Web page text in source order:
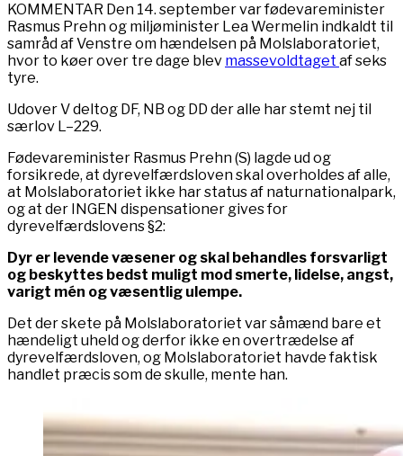
KOMMENTAR Den 14. september var fødevareminister
Rasmus Prehn og miljøminister Lea Wermelin indkaldt til
samråd af Venstre om hændelsen på Molslaboratoriet,
hvor to køer over tre dage blev massevoldtaget af seks
tyre.
Udover V deltog DF, NB og DD der alle har stemt nej til
særlov L–229.
Fødevareminister Rasmus Prehn (S) lagde ud og
forsikrede, at dyrevelfærdsloven skal overholdes af alle,
at Molslaboratoriet ikke har status af naturnationalpark,
og at der INGEN dispensationer gives for
dyrevelfærdslovens §2:
Dyr er levende væsener og skal behandles forsvarligt
og beskyttes bedst muligt mod smerte, lidelse, angst,
varigt mén og væsentlig ulempe.
Det der skete på Molslaboratoriet var såmænd bare et
hændeligt uheld og derfor ikke en overtrædelse af
dyrevelfærdsloven, og Molslaboratoriet havde faktisk
handlet præcis som de skulle, mente han.